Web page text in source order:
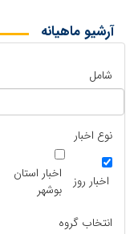
آرشیو ماهیانه
شامل
نوع اخبار
اخبار روز
اخبار استان
بوشهر
انتخاب گروه